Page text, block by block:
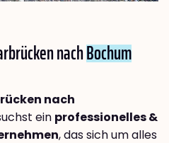
nachBochum
nach
ein professionelles &
, das sich um alles